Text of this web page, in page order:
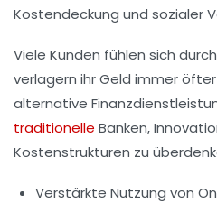
Kostendeckung und sozialer
Viele Kunden fühlen sich
verlagern ihr Geld immer
alternative
traditionelle Banken,
Kostenstrukturen zu
Verstärkte Nutzung von